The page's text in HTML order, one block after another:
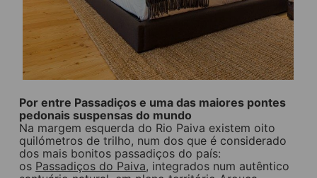
Por entre Passadiços e uma das maiores pontes
pedonais suspensas do mundo
Na margem esquerda do Rio Paiva existem oito
quilómetros de trilho, num dos que é considerado
dos mais bonitos passadiços do país:
os Passadiços do Paiva, integrados num autêntico